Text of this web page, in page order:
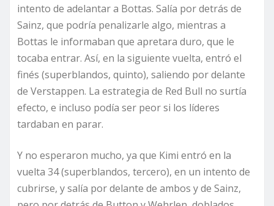
intento de adelantar a Bottas. Salía por detrás de
Sainz, que podría penalizarle algo, mientras a
Bottas le informaban que apretara duro, que le
tocaba entrar. Así, en la siguiente vuelta, entró el
finés (superblandos, quinto), saliendo por delante
de Verstappen. La estrategia de Red Bull no surtía
efecto, e incluso podía ser peor si los líderes
tardaban en parar.
Y no esperaron mucho, ya que Kimi entró en la
vuelta 34 (superblandos, tercero), en un intento de
cubrirse, y salía por delante de ambos y de Sainz,